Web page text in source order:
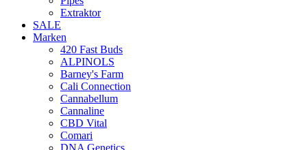
Extraktor
SALE
Marken
420 Fast Buds
ALPINOLS
Barney's Farm
Cali Connection
Cannabellum
Cannaline
CBD Vital
Comari
DNA Genetics